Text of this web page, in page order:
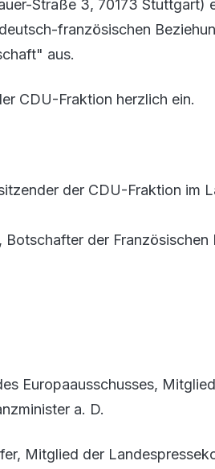
Straße 3, 70173 Stuttgart)
französischen
aus.
CDU-Fraktion herzlich ein.
der CDU-Fraktion im
der Französischen
Europaausschusses,
a. D.
Mitglied der